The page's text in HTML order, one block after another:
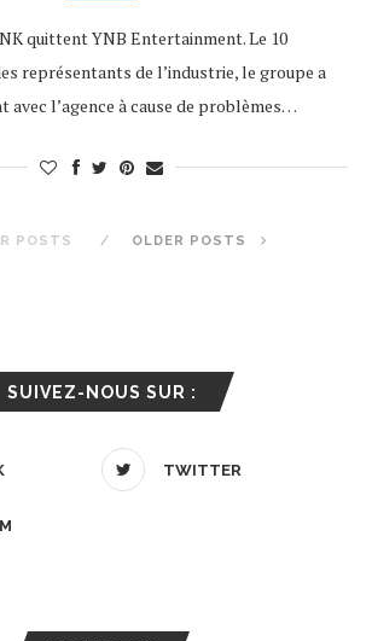
quittent YNB Entertainment. Le 10
représentants de l’industrie, le groupe a
avec l’agence à cause de problèmes…
POSTS OLDER POSTS
SUIVEZ-NOUS SUR :
TWITTER